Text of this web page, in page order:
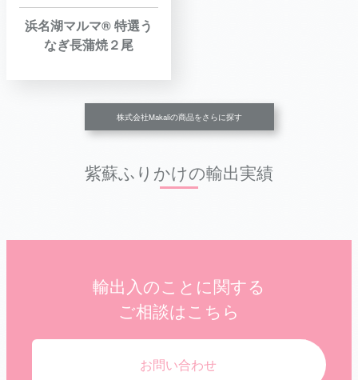
浜名湖マルマ® 特選う
なぎ長蒲焼２尾
株式会社Makaliの商品をさらに探す
紫蘇ふりかけの輸出実績
輸出入のことに関する
ご相談はこちら
お問い合わせ